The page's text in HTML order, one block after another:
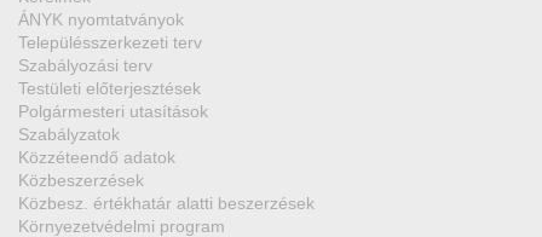
ÁNYK nyomtatványok
Településszerkezeti terv
Szabályozási terv
Testületi előterjesztések
Polgármesteri utasítások
Szabályzatok
Közzéteendő adatok
Közbeszerzések
Közbesz. értékhatár alatti beszerzések
Környezetvédelmi program